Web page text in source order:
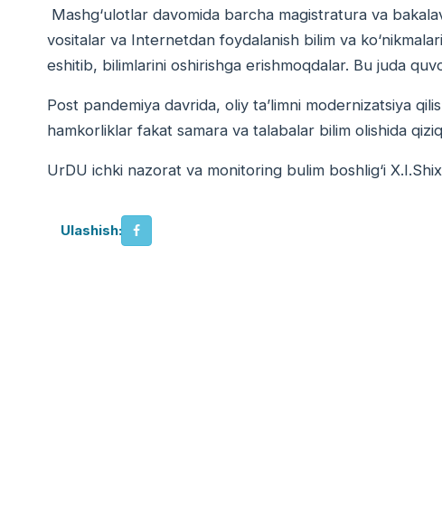
Mashg‘ulotlar davomida barcha magistratura va
vositalar va Internetdan foydalanish bilim va
eshitib, bilimlarini oshirishga erishmoqdalar. Bu juda
Post pandemiya davrida, oliy ta’limni modernizatsiya
hamkorliklar fakat samara va talabalar bilim olishida
UrDU ichki nazorat va monitoring bulim boshlig‘i
Ulashish: